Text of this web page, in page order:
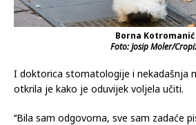
Borna Kotromanić
Foto: Josip Moler/
I doktorica stomatologije i nekadašnja
otkrila je kako je oduvijek voljela učiti.
‘‘Bila sam odgovorna, sve sam zadaće